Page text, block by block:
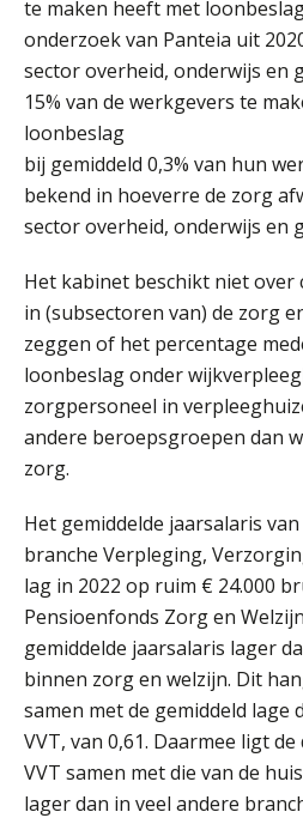
te maken heeft met
onderzoek van Panteia uit
sector overheid, onderwijs en
15% van de werkgevers te
loonbeslag
bij gemiddeld 0,3% van hun
bekend in hoeverre de zorg
sector overheid, onderwijs en
Het kabinet beschikt niet
in (subsectoren van) de zorg
zeggen of het percentage
loonbeslag onder
zorgpersoneel in
andere beroepsgroepen dan
zorg.
Het gemiddelde jaarsalaris
branche Verpleging,
lag in 2022 op ruim € 24.000
Pensioenfonds Zorg en
gemiddelde jaarsalaris lager
binnen zorg en welzijn. Dit
samen met de gemiddeld lage
VVT, van 0,61. Daarmee ligt
VVT samen met die van de
lager dan in veel andere